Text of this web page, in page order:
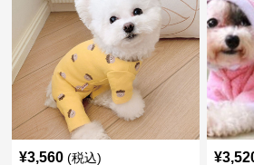
¥3,560 (税込) ¥